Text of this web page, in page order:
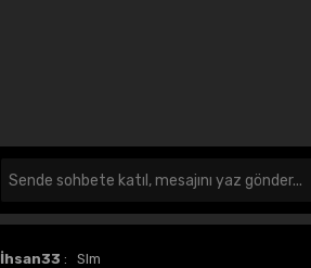
İhsan33 : Slm